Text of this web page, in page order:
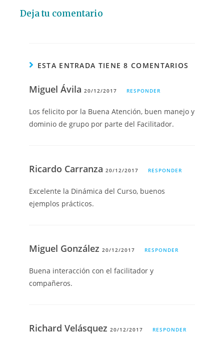
Deja tu comentario
ESTA ENTRADA TIENE 8 COMENTARIOS
Miguel Ávila20/12/2017 RESPONDER
Los felicito por la Buena Atención, buen manejo y
dominio de grupo por parte del Facilitador.
Ricardo Carranza20/12/2017 RESPONDER
Excelente la Dinámica del Curso, buenos
ejemplos prácticos.
Miguel González20/12/2017 RESPONDER
Buena interacción con el facilitador y
compañeros.
Richard Velásquez20/12/2017 RESPONDER